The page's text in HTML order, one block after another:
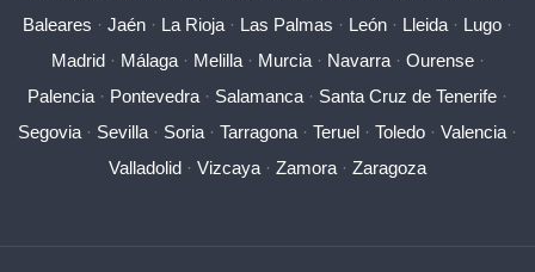
Baleares · Jaén · La Rioja · Las Palmas · León · Lleida · Lugo ·
Madrid· Málaga· Melilla· Murcia· Navarra· Ourense·
Palencia · Pontevedra · Salamanca · Santa Cruz de Tenerife ·
Segovia · Sevilla · Soria · Tarragona · Teruel · Toledo · Valencia ·
Valladolid · Vizcaya · Zamora · Zaragoza